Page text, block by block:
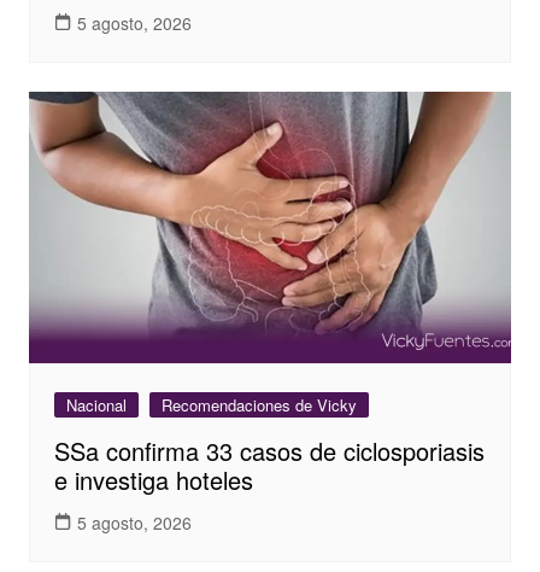
5 agosto, 2026
Nacional Recomendaciones de Vicky
SSa confirma 33 casos de ciclosporiasis
e investiga hoteles
5 agosto, 2026